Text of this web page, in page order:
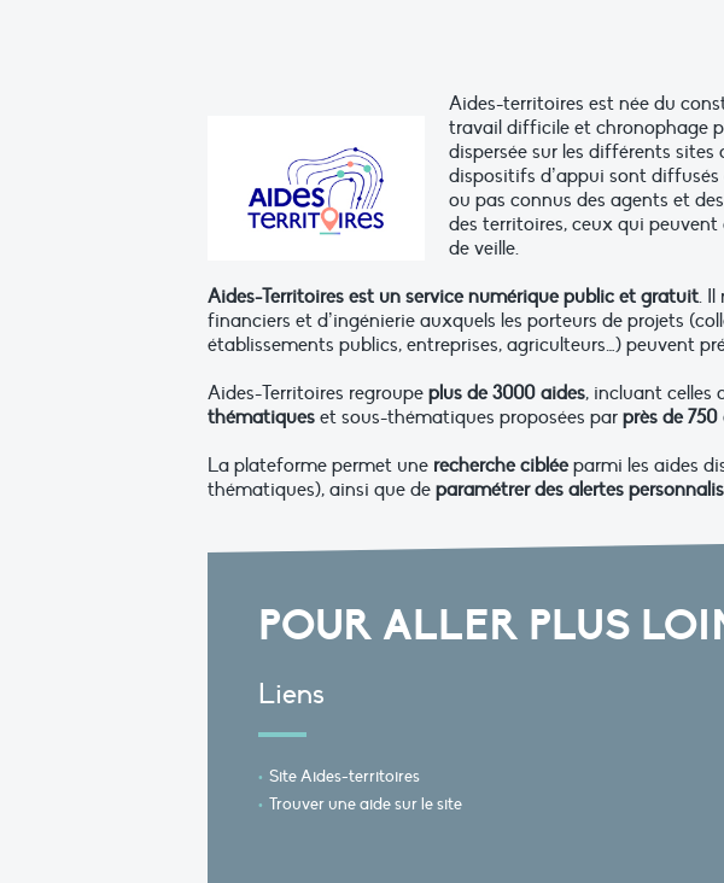
Aides-territoires est née du
travail difficile et chronophage
dispersée sur les différents
dispositifs d’appui sont
ou pas connus des agents et
des territoires, ceux qui
de veille.
Aides-Territoires est un service numérique public et gratuit. Il
financiers et d’ingénierie auxquels les porteurs de projets
établissements publics, entreprises, agriculteurs…) peuvent
Aides-Territoires regroupe plus de 3000 aides, incluant celles
thématiques et sous-thématiques proposées par près de
La plateforme permet une recherche cibléeparmi les aides
thématiques), ainsi que de paramétrer des alertes
POUR ALLER PLUS
Liens
Site Aides-territoires
Trouver une aide sur le site